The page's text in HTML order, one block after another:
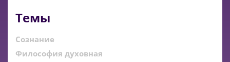
Темы
Сознание
Философия духовная